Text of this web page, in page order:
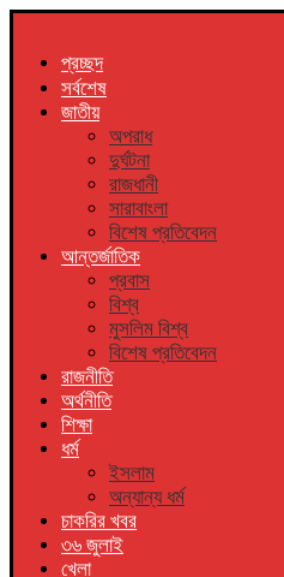
প্রচ্ছদ
সর্বশেষ
জাতীয়
অপরাধ
দুর্ঘটনা
রাজধানী
সারাবাংলা
বিশেষ প্রতিবেদন
আন্তর্জাতিক
প্রবাস
বিশ্ব
মুসলিম বিশ্ব
বিশেষ প্রতিবেদন
রাজনীতি
অর্থনীতি
শিক্ষা
ধর্ম
ইসলাম
অন্যান্য ধর্ম
চাকরির খবর
৩৬ জুলাই
খেলা